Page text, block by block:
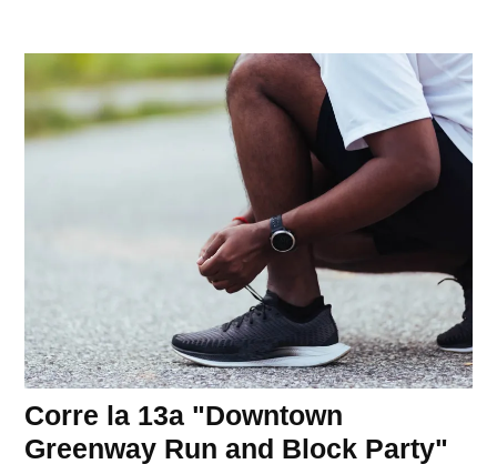
Corre la 13a "Downtown
Greenway Run and Block Party"